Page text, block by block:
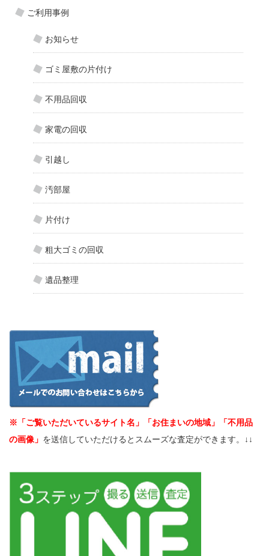
ご利用事例
お知らせ
ゴミ屋敷の片付け
不用品回収
家電の回収
引越し
汚部屋
片付け
粗大ゴミの回収
遺品整理
※「ご覧いただいているサイト名」「お住まいの地域」「不用品
の画像」 を送信していただけるとスムーズな査定ができます。↓↓